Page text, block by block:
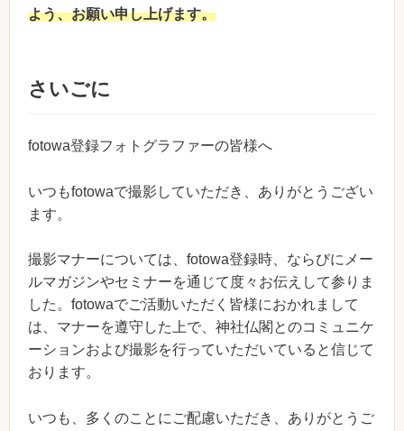
よう、お願い申し上げます。
さいごに
fotowa登録フォトグラファーの皆様へ
いつもfotowaで撮影していただき、ありがとうござい
ます。
撮影マナーについては、fotowa登録時、ならびにメー
ルマガジンやセミナーを通じて度々お伝えして参りま
した。fotowaでご活動いただく皆様におかれまして
は、マナーを遵守した上で、神社仏閣とのコミュニケ
ーションおよび撮影を行っていただいていると信じて
おります。
いつも、多くのことにご配慮いただき、ありがとうご